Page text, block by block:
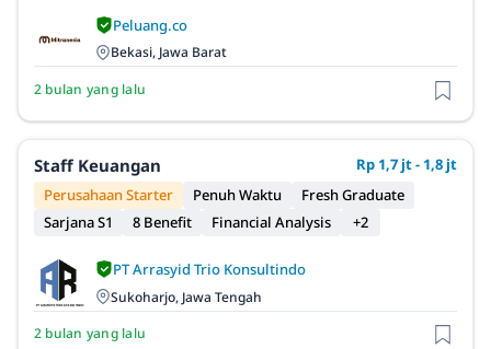
Peluang.co
Bekasi, Jawa Barat
2 bulan yang lalu
Staff Keuangan
Rp 1,7 jt - 1,8 jt
Perusahaan Starter
Penuh Waktu
Fresh Graduate
Sarjana S1
8 Benefit Financial Analysis +2
PT Arrasyid Trio Konsultindo
Sukoharjo, Jawa Tengah
2 bulan yang lalu